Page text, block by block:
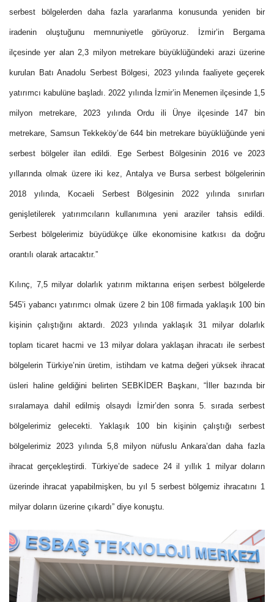
serbest bölgelerden daha fazla yararlanma konusunda yeniden bir
iradenin oluştuğunu memnuniyetle görüyoruz. İzmir’in Bergama
ilçesinde yer alan 2,3 milyon metrekare büyüklüğündeki arazi üzerine
kurulan Batı Anadolu Serbest Bölgesi, 2023 yılında faaliyete geçerek
yatırımcı kabulüne başladı. 2022 yılında İzmir’in Menemen ilçesinde 1,5
milyon metrekare, 2023 yılında Ordu ili Ünye ilçesinde 147 bin
metrekare, Samsun Tekkeköy’de 644 bin metrekare büyüklüğünde yeni
serbest bölgeler ilan edildi. Ege Serbest Bölgesinin 2016 ve 2023
yıllarında olmak üzere iki kez, Antalya ve Bursa serbest bölgelerinin
2018 yılında, Kocaeli Serbest Bölgesinin 2022 yılında sınırları
genişletilerek yatırımcıların kullanımına yeni araziler tahsis edildi.
Serbest bölgelerimiz büyüdükçe ülke ekonomisine katkısı da doğru
orantılı olarak artacaktır.”
Kılınç, 7,5 milyar dolarlık yatırım miktarına erişen serbest bölgelerde
545’i yabancı yatırımcı olmak üzere 2 bin 108 firmada yaklaşık 100 bin
kişinin çalıştığını aktardı. 2023 yılında yaklaşık 31 milyar dolarlık
toplam ticaret hacmi ve 13 milyar dolara yaklaşan ihracatı ile serbest
bölgelerin Türkiye’nin üretim, istihdam ve katma değeri yüksek ihracat
üsleri haline geldiğini belirten SEBKİDER Başkanı, “İller bazında bir
sıralamaya dahil edilmiş olsaydı İzmir’den sonra 5. sırada serbest
bölgelerimiz gelecekti. Yaklaşık 100 bin kişinin çalıştığı serbest
bölgelerimiz 2023 yılında 5,8 milyon nüfuslu Ankara’dan daha fazla
ihracat gerçekleştirdi. Türkiye’de sadece 24 il yıllık 1 milyar doların
üzerinde ihracat yapabilmişken, bu yıl 5 serbest bölgemiz ihracatını 1
milyar doların üzerine çıkardı” diye konuştu.